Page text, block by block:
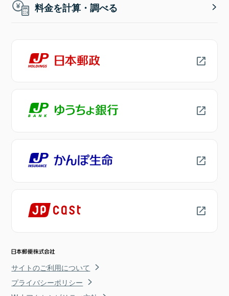
料金を計算・調べる
サイトのご利用について
プライバシーポリシー